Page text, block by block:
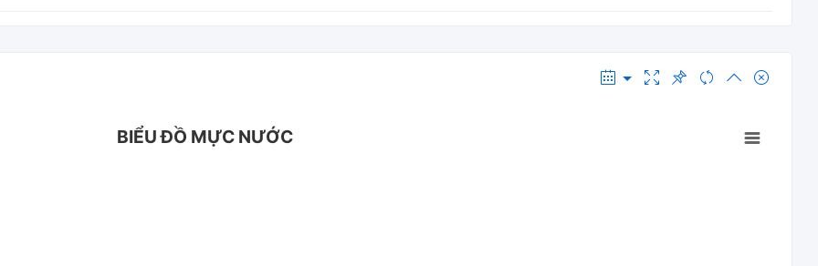
BIỂU ĐỒ MỰC NƯỚC